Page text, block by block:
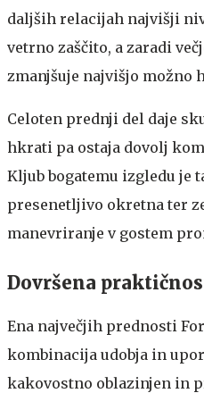
daljših relacijah najvišji
vetrno zaščito, a zaradi
zmanjšuje najvišjo možno
Celoten prednji del daje
hkrati pa ostaja dovolj
Kljub bogatemu izgledu je
presenetljivo okretna ter
manevriranje v gostem
Dovršena
Ena največjih prednosti
kombinacija udobja in
kakovostno oblazinjen in